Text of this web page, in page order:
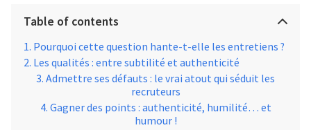
Table of contents
Pourquoi cette question hante-t-elle les entretiens ?
Les qualités : entre subtilité et authenticité
Admettre ses défauts : le vrai atout qui séduit les
recruteurs
Gagner des points : authenticité, humilité… et
humour !